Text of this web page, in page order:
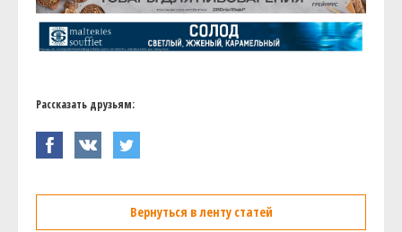
Рассказать друзьям:
Вернуться в ленту статей